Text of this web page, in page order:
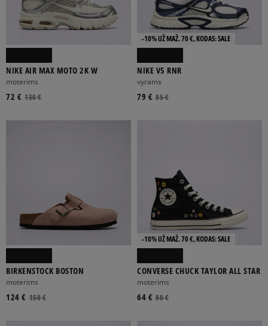
NIKE AIR MAX MOTO 2K W
moterims
130 €
72 €
-10% UŽ MAŽ. 70 €, KODAS: SALE
NIKE V5 RNR
vyrams
85 €
79 €
BIRKENSTOCK BOSTON
moterims
150 €
124 €
-10% UŽ MAŽ. 70 €, KODAS: SALE
CONVERSE CHUCK TAYLOR ALL STAR
moterims
80 €
64 €